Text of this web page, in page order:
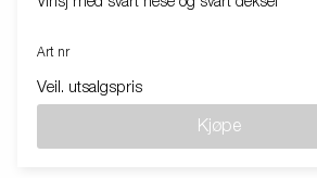
Art nr
Veil. utsalgspris
Kjøpe